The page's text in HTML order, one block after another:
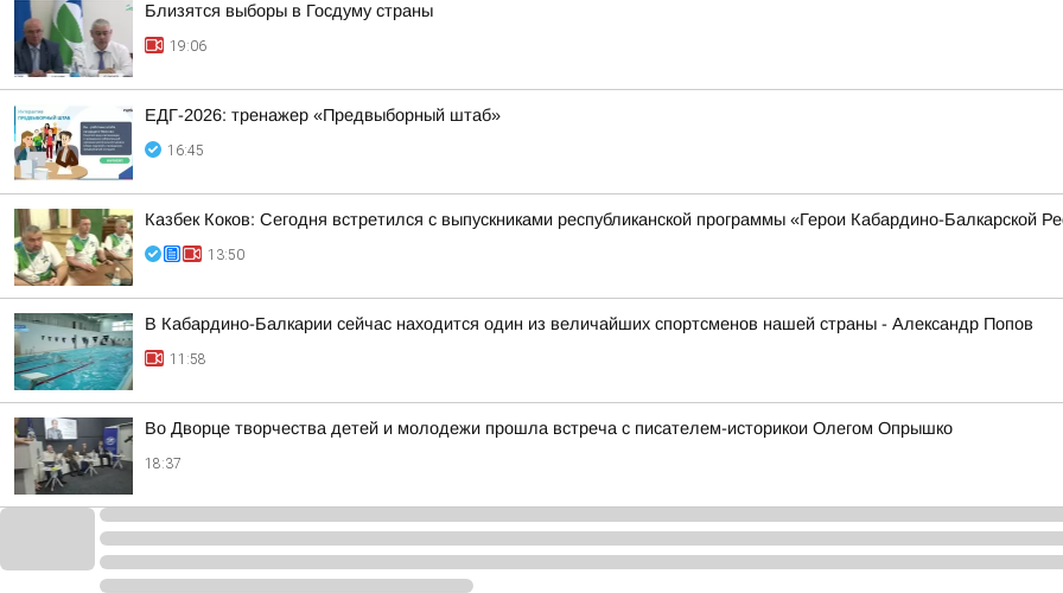
Близятся выборы в Госдуму страны
19:06
ЕДГ-2026: тренажер «Предвыборный штаб»
16:45
Казбек Коков: Сегодня встретился с выпускниками республиканской программы «Герои Кабардино-Балкарской
13:50
В Кабардино-Балкарии сейчас находится один из величайших спортсменов нашей страны - Александр Попов
11:58
Во Дворце творчества детей и молодежи прошла встреча с писателем-историкои Олегом Опрышко
18:37